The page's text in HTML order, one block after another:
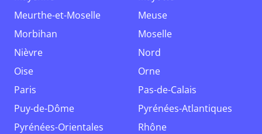
Meurthe-et-Moselle
Meuse
Morbihan
Moselle
Nièvre
Nord
Oise
Orne
Paris
Pas-de-Calais
Puy-de-Dôme
Pyrénées-Atlantiques
Pyrénées-Orientales
Rhône